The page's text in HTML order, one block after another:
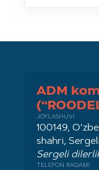
ADM
JOYLASHUVI
100149,
shahri,
Sergeli
TELEFON RAQAMI